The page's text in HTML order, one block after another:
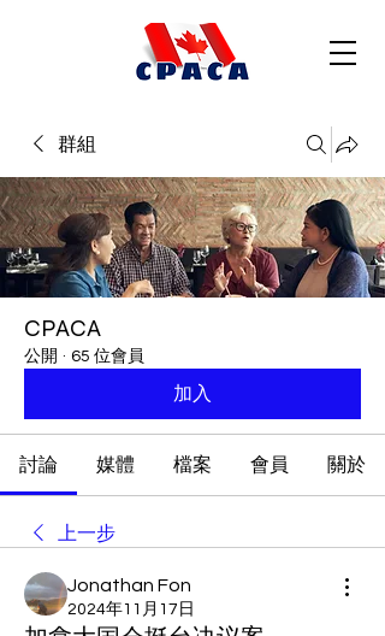
群組
CPACA
公開 · 65 位會員
加入
討論 媒體 檔案 會員 關於
上一步
Jonathan Fon
2024年11月17日